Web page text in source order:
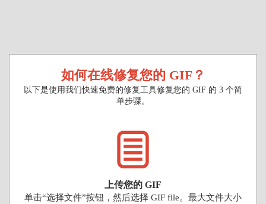
如何在线修复您的 GIF？
以下是使用我们快速免费的修复工具修复您的 GIF 的 3 个简
单步骤。
上传您的 GIF
单击“选择文件”按钮，然后选择 GIF file。最大文件大小